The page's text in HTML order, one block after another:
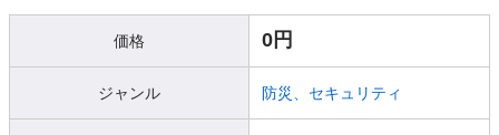
価格 0円
ジャンル 防災、セキュリティ